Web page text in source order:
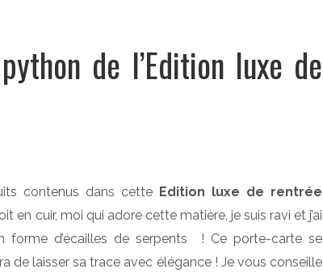
de l’Edition luxe de
contenus dans cette Edition luxe de rentrée
en cuir, moi qui adore cette matière, je suis ravi et j’ai
forme d’écailles de serpents ! Ce porte-carte se
de laisser sa trace avec élégance ! Je vous conseille